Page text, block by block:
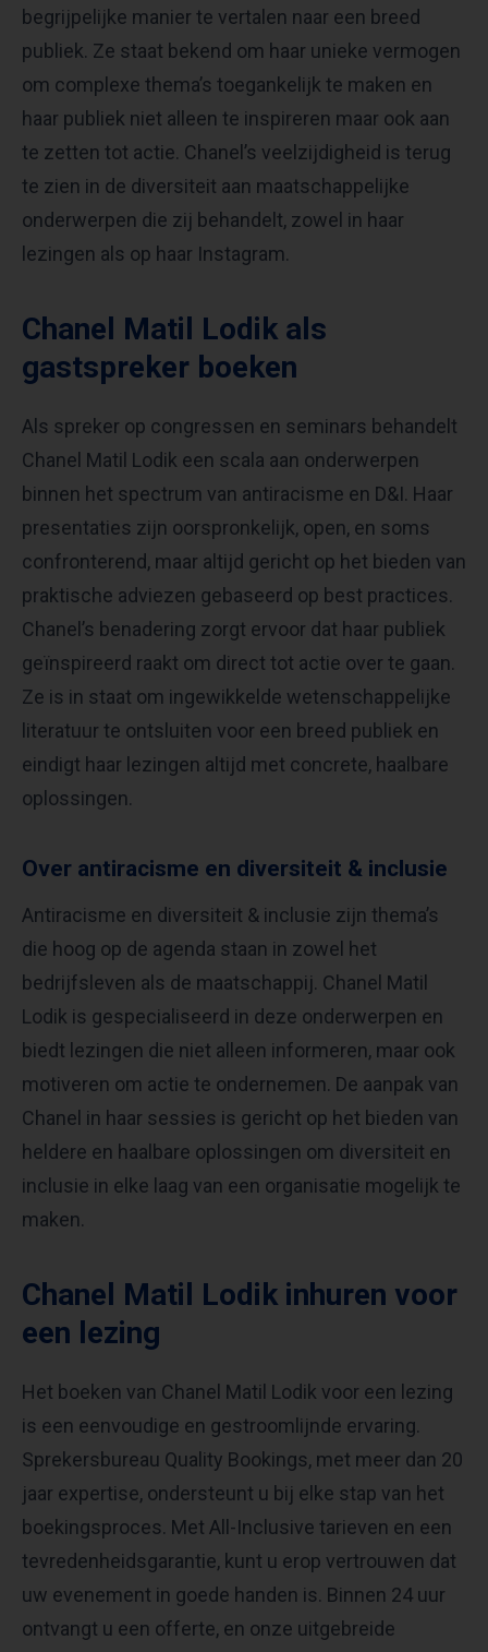
begrijpelijke manier te vertalen naar een breed
publiek. Ze staat bekend om haar unieke vermogen
om complexe thema’s toegankelijk te maken en
haar publiek niet alleen te inspireren maar ook aan
te zetten tot actie. Chanel’s veelzijdigheid is terug
te zien in de diversiteit aan maatschappelijke
onderwerpen die zij behandelt, zowel in haar
lezingen als op haar Instagram.
Chanel Matil Lodik als
gastspreker boeken
Als spreker op congressen en seminars behandelt
Chanel Matil Lodik een scala aan onderwerpen
binnen het spectrum van antiracisme en D&I. Haar
presentaties zijn oorspronkelijk, open, en soms
confronterend, maar altijd gericht op het bieden van
praktische adviezen gebaseerd op best practices.
Chanel’s benadering zorgt ervoor dat haar publiek
geïnspireerd raakt om direct tot actie over te gaan.
Ze is in staat om ingewikkelde wetenschappelijke
literatuur te ontsluiten voor een breed publiek en
eindigt haar lezingen altijd met concrete, haalbare
oplossingen.
Over antiracisme en diversiteit & inclusie
Antiracisme en diversiteit & inclusie zijn thema’s
die hoog op de agenda staan in zowel het
bedrijfsleven als de maatschappij. Chanel Matil
Lodik is gespecialiseerd in deze onderwerpen en
biedt lezingen die niet alleen informeren, maar ook
motiveren om actie te ondernemen. De aanpak van
Chanel in haar sessies is gericht op het bieden van
heldere en haalbare oplossingen om diversiteit en
inclusie in elke laag van een organisatie mogelijk te
maken.
Chanel Matil Lodik inhuren voor
een lezing
Het boeken van Chanel Matil Lodik voor een lezing
is een eenvoudige en gestroomlijnde ervaring.
Sprekersbureau Quality Bookings, met meer dan 20
jaar expertise, ondersteunt u bij elke stap van het
boekingsproces. Met All-Inclusive tarieven en een
tevredenheidsgarantie, kunt u erop vertrouwen dat
uw evenement in goede handen is. Binnen 24 uur
ontvangt u een offerte, en onze uitgebreide